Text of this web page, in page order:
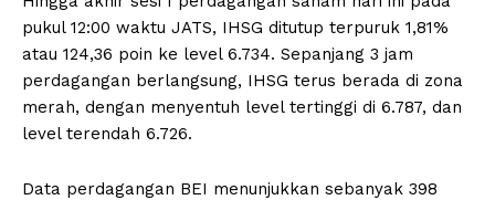
pukul 12:00 waktu JATS, IHSG ditutup terpuruk 1,81%
atau 124,36 poin ke level 6.734. Sepanjang 3 jam
perdagangan berlangsung, IHSG terus berada di zona
merah, dengan menyentuh level tertinggi di 6.787, dan
level terendah 6.726.
Data perdagangan BEI menunjukkan sebanyak 398